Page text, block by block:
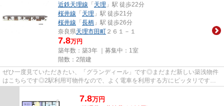
近鉄天理線 「 天理 」駅 徒歩22分
桜井線 「 天理 」駅 徒歩21分
桜井線 「 長柄 」駅 徒歩26分
奈良県天理市田町 ２６１－１
7.8万円
築年数：築3年 ｜募集中： 1室
階数：2階建
ぜひ一度見ていただきたい、「グランディール」です◎まだまだ新しい築浅物件
はこちらです◎2駅利用可物件なので、よく電車を利用する方にピッタリですね
7.8万円